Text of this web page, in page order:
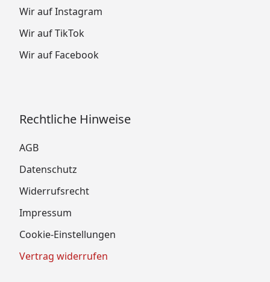
Wir auf Instagram
Wir auf TikTok
Wir auf Facebook
Rechtliche Hinweise
AGB
Datenschutz
Widerrufsrecht
Impressum
Cookie-Einstellungen
Vertrag widerrufen